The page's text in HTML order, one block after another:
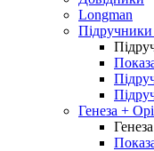
Longman
Підручники
Генеза +